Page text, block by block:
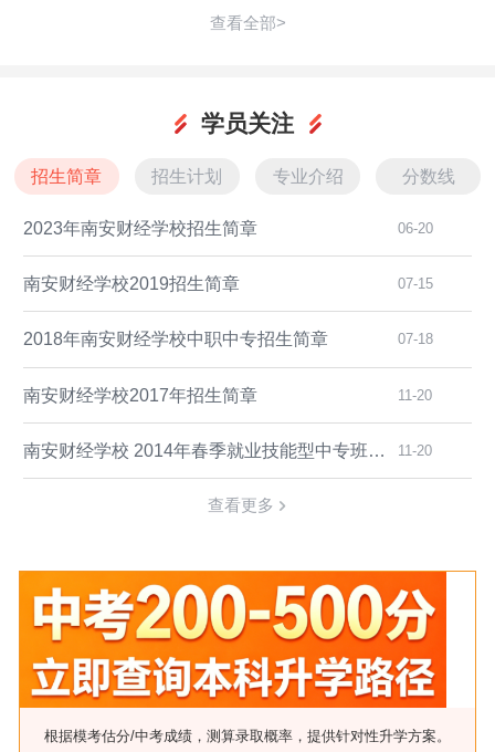
学之一。学校师资力量雄厚，荟萃了一大批学识渊博、治
学严谨的国内外知名学者。二、招生专业层
查看全部>
学员关注
招生简章 招生计划 专业介绍 分数线
2023年南安财经学校招生简章 06-20
南安财经学校2019招生简章 07-15
2018年南安财经学校中职中专招生简章 07-18
南安财经学校2017年招生简章 11-20
南安财经学校 2014年春季就业技能型中专班招生简章 11-20
查看更多
根据模考估分/中考成绩，测算录取概率，提供针对性升学方案。